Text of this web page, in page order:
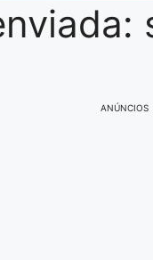
ANÚNCIOS